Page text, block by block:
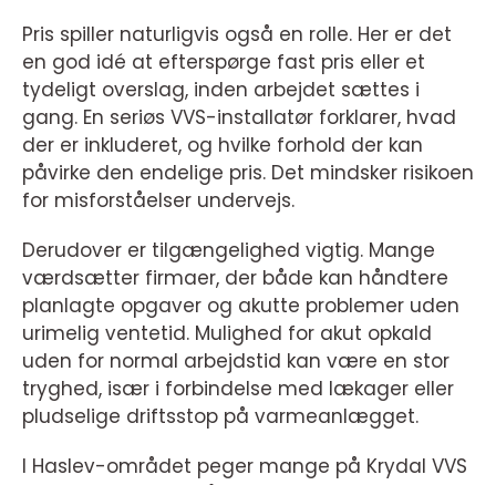
Pris spiller naturligvis også en rolle. Her er det
en god idé at efterspørge fast pris eller et
tydeligt overslag, inden arbejdet sættes i
gang. En seriøs VVS-installatør forklarer, hvad
der er inkluderet, og hvilke forhold der kan
påvirke den endelige pris. Det mindsker risikoen
for misforståelser undervejs.
Derudover er tilgængelighed vigtig. Mange
værdsætter firmaer, der både kan håndtere
planlagte opgaver og akutte problemer uden
urimelig ventetid. Mulighed for akut opkald
uden for normal arbejdstid kan være en stor
tryghed, især i forbindelse med lækager eller
pludselige driftsstop på varmeanlægget.
I Haslev-området peger mange på Krydal VVS